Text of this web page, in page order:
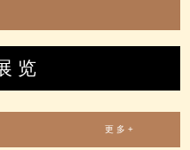
览
更 多 +